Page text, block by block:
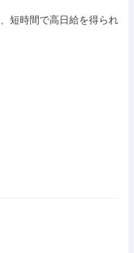
短時間で高日給を得られ